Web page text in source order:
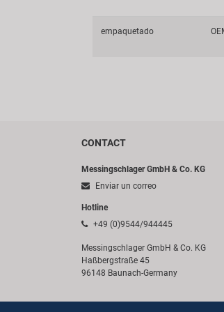
empaquetado
CONTACT
Messingschlager GmbH & Co. KG
Enviar un correo
Hotline
+49 (0)9544/944445
Messingschlager GmbH & Co. KG
Haßbergstraße 45
96148 Baunach-Germany